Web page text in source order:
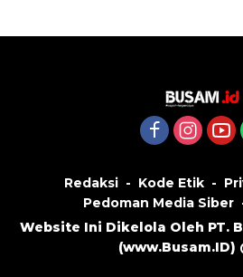
Redaksi Kode Etik
Pedoman Media Siber
Website Ini Dikelola Oleh PT.
(www.Busam.ID)